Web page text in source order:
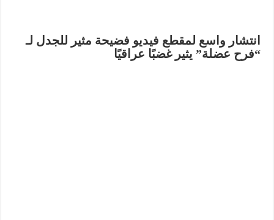
انتشار واسع لمقطع فيديو فضيحة مثير للجدل لـ
“فرح عضلة” يثير غضبًا عراقيًا